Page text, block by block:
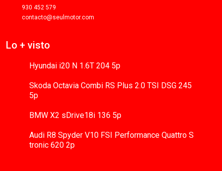
930 452 579
contacto@seulmotor.com
Lo + visto
Hyundai i20 N 1.6T 204 5p
Skoda Octavia Combi RS Plus 2.0 TSI DSG 245
5p
BMW X2 sDrive18i 136 5p
Audi R8 Spyder V10 FSI Performance Quattro S
tronic 620 2p